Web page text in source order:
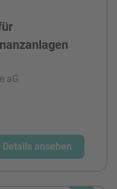
aG
Details ansehen